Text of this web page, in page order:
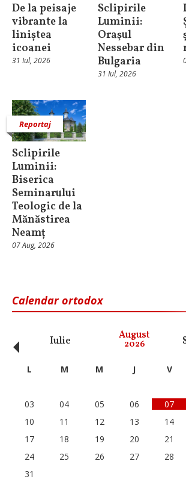
De la peisaje
vibrante la
liniștea
icoanei
31 Iul, 2026
Sclipirile
Luminii:
Oraşul
Nessebar din
Bulgaria
31 Iul, 2026
Reportaj
Sclipirile
Luminii:
Biserica
Seminarului
Teologic de la
Mănăstirea
Neamț
07 Aug, 2026
Calendar ortodox
Iulie August
2026
‹ L M M J V
03
04 05 06 07
10
11 12 13 14
17
18 19 20 21
24
25 26 27 28
31